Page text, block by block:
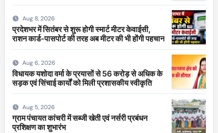
Aug 8, 2026
प्रदेशभर में सितंबर से शुरू होगी स्मार्ट मीटर केवाईसी,
राशन कार्ड-पासपोर्ट की तरह अब मीटर की भी होंगी पहचान
Aug 6, 2026
विधायक यशोदा वर्मा के प्रयासों से 56 करोड़ से अधिक के
सड़क एवं सिंचाई कार्यों को मिली प्रशासकीय स्वीकृति
Aug 5, 2026
ग्राम पंचायत कांचरी में सब्जी खेती एवं नर्सरी प्रबंधन
प्रशिक्षण का शुभारंभ